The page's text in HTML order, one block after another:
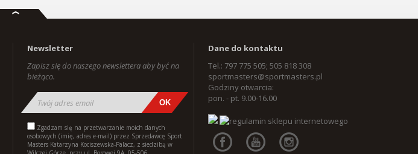
Newsletter
Zapisz się do naszego newslettera aby być na
bieżąco.
Zgadzam się na przetwarzanie moich danych
osobowych (imię, adres e-mail) przez Sprzedawcę Sport
Masters Katarzyna Kociszewska-Palacz, z siedzibą w
Dane do kontaktu
Tel.: 797 775 505; 505 818 308
sportmasters@sportmasters.pl
Godziny otwarcia:
pon. - pt. 9.00-16.00